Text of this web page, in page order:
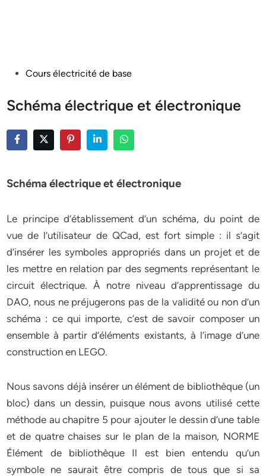
PostedCours électricité de base
Schéma électrique et électronique
Schéma électrique et électronique
Le principe d’établissement d’un schéma, du point de
vue de l’utilisateur de QCad, est fort simple : il s’agit
d’insérer les symboles appropriés dans un projet et de
les mettre en relation par des segments représentant le
circuit électrique. À notre niveau d’apprentissage du
DAO, nous ne préjugerons pas de la validité ou non d’un
schéma : ce qui importe, c’est de savoir composer un
ensemble à partir d’éléments existants, à l’image d’une
construction en LEGO.
Nous savons déjà insérer un élément de bibliothèque (un
bloc) dans un dessin, puisque nous avons utilisé cette
méthode au chapitre 5 pour ajouter le dessin d’une table
et de quatre chaises sur le plan de la maison, NORME
Élément de bibliothèque Il est bien entendu qu’un
symbole ne saurait être compris de tous que si sa